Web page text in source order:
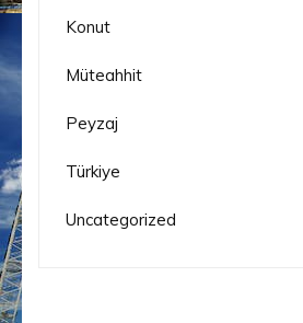
Konut
Müteahhit
Peyzaj
Türkiye
Uncategorized